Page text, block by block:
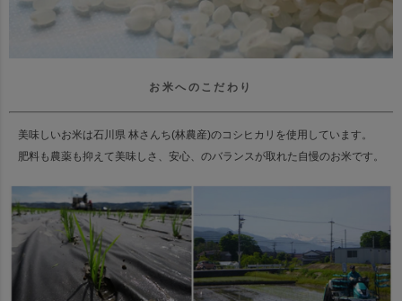
お米へのこだわり
美味しいお米は石川県 林さんち(林農産)のコシヒカリを使用しています。
肥料も農薬も抑えて美味しさ、安心、のバランスが取れた自慢のお米です。